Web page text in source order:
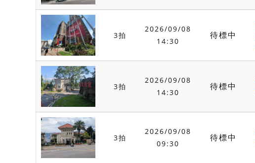
3拍
2026/09/08
14:30
待標中
3拍
2026/09/08
14:30
待標中
3拍
2026/09/08
09:30
待標中